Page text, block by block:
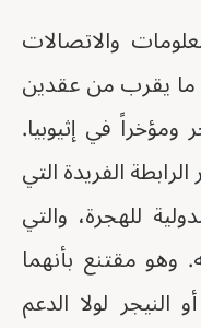
والاتصالات
ما يقرب من عقدين
في إثيوبيا.
الفريدة التي
للهجرة، والتي
وهو مقتنع بأنهما
لولا الدعم